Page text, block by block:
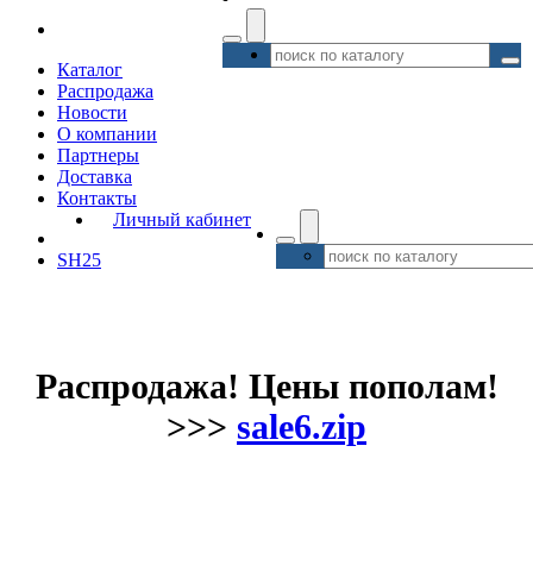
Каталог
Распродажа
Новости
О компании
Партнеры
Доставка
Контакты
Личный кабинет
SH25
Распродажа! Цены пополам!
>>> sale6.zip